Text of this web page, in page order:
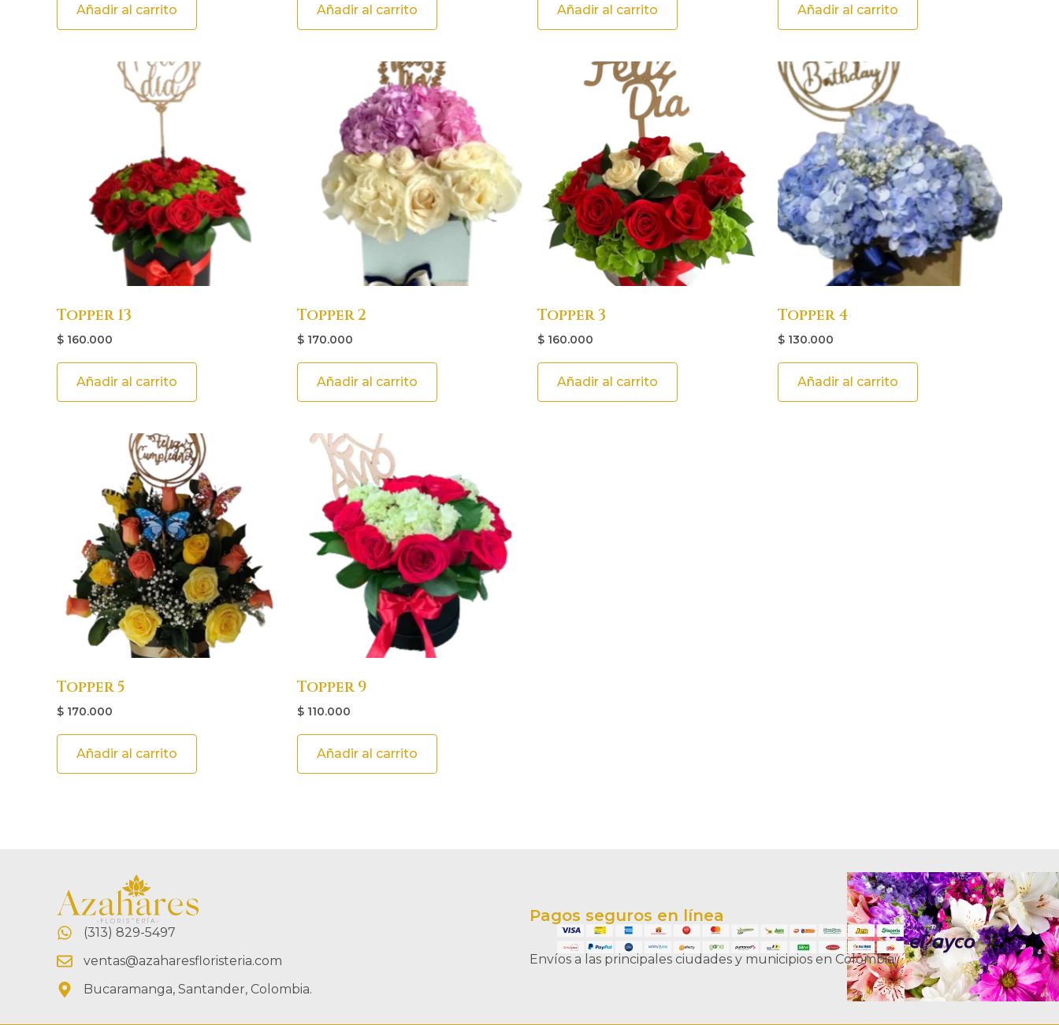
Añadir al carrito Añadir al carrito Añadir al carrito Añadir al carrito
Topper 13
$ 160.000
Añadir al carrito
Topper 2
$ 170.000
Añadir al carrito
Topper 3
$ 160.000
Añadir al carrito
Topper 4
$ 130.000
Añadir al carrito
Topper 5
$ 170.000
Añadir al carrito
Topper 9
$ 110.000
Añadir al carrito
(313) 829-5497
ventas@azaharesfloristeria.com
Bucaramanga, Santander, Colombia.
Pagos seguros en línea
Envíos a las principales ciudades y municipios en Colombia